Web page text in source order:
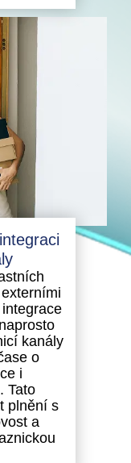
kanály
o
i
Tato
plnění s
a